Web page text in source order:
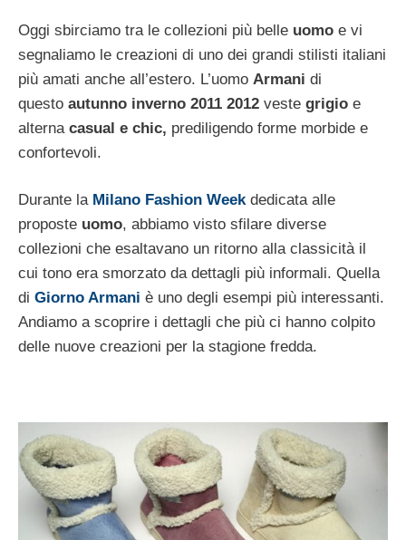
Oggi sbirciamo tra le collezioni più belle uomo e vi
segnaliamo le creazioni di uno dei grandi stilisti italiani
più amati anche all’estero. L’uomo Armani di
questo autunno inverno 2011 2012 veste grigio e
alterna casual e chic, prediligendo forme morbide e
confortevoli.
Durante la Milano Fashion Weekdedicata alle
proposte uomo, abbiamo visto sfilare diverse
collezioni che esaltavano un ritorno alla classicità il
cui tono era smorzato da dettagli più informali. Quella
di Giorno Armani è uno degli esempi più interessanti.
Andiamo a scoprire i dettagli che più ci hanno colpito
delle nuove creazioni per la stagione fredda.